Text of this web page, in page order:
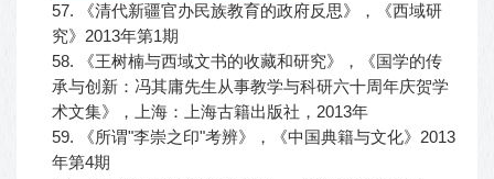
57. 《清代新疆官办民族教育的政府反思》，《西域研
究》2013年第1期
58. 《王树楠与西域文书的收藏和研究》，《国学的传
承与创新：冯其庸先生从事教学与科研六十周年庆贺学
术文集》，上海：上海古籍出版社，2013年
59. 《所谓"李崇之印"考辨》，《中国典籍与文化》2013
年第4期